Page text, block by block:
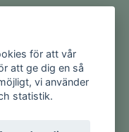
för att vår
att ge dig en så
vi använder
statistik.